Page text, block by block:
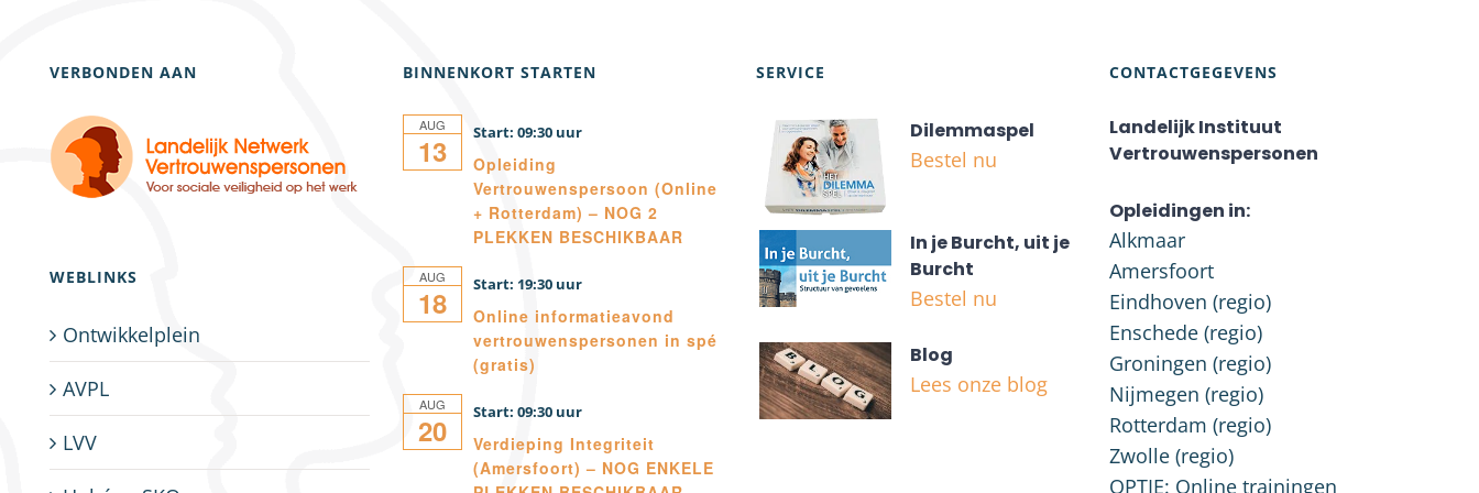
VERBONDEN AAN
WEBLINKS
Ontwikkelplein
AVPL
LVV
BINNENKORT STARTEN
AUG
13 09:30
Opleiding
Vertrouwenspersoon (Online
+ Rotterdam) – NOG 2
PLEKKEN BESCHIKBAAR
AUG
18 19:30
Online informatieavond
vertrouwenspersonen in spé
(gratis)
AUG
20 09:30
Verdieping Integriteit
(Amersfoort) – NOG ENKELE
SERVICE
Dilemmaspel
Bestel nu
In je Burcht, uit je
Burcht
Bestel nu
Blog
Lees onze blog
CONTACTGEGEVENS
Landelijk Instituut
Vertrouwenspersonen
Opleidingen in:
Alkmaar
Amersfoort
Eindhoven (regio)
Enschede (regio)
Groningen (regio)
Nijmegen (regio)
Rotterdam (regio)
Zwolle (regio)
OPTIE: Online trainingen